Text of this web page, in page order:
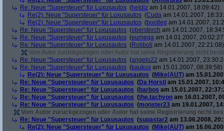
Re: Neue "Supersteuer" für Luxusautos (heldiz am 14.01.2007, 18:09:42)
Re(2): Neue "Supersteuer" für Luxusautos (Cuda am 14.01.2007,
Re(2): Neue "Supersteuer" für Luxusautos (bootleg am 14.01.2007,
Re: Neue "Supersteuer" für Luxusautos (oberstorch am 14.01.2007,
Re: Neue "Supersteuer" für Luxusautos (eumega am 14.01.2007,
Re: Neue "Supersteuer" für Luxusautos (Roliboli am 14.01.2007, 22:21:08)
Vom Autor zurückgezogen oder Autor hat seine Registrierung nicht
Re: Neue "Supersteuer" für Luxusautos (angelo22 am 14.01.2007,
Re: Neue "Supersteuer" für Luxusautos (kaukus am 15.01.2007, 08:39:58)
Re(2): Neue "Supersteuer" für Luxusautos (Mike(AUT) am
Re: Neue "Supersteuer" für Luxusautos (Da Horstl am 15.01.2007,
Re: Neue "Supersteuer" für Luxusautos (barbos am 15.01.2007,
Re: Neue "Supersteuer" für Luxusautos (the.tachyon am 16.01.2007,
Re: Neue "Supersteuer" für Luxusautos (monster23 am 19.01.2007,
Vom Autor zurückgezogen oder Autor hat seine Registrierung nicht
Re: Neue "Supersteuer" für Luxusautos (supastar2 am 13.06.2008,
Re(2): Neue "Supersteuer" für Luxusautos (Mike(AUT) am